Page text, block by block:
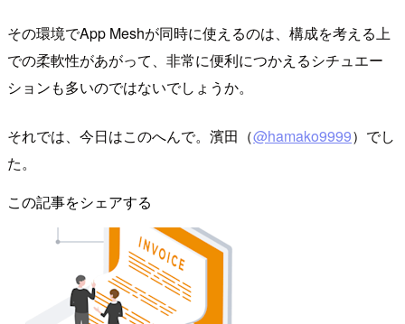
その環境でApp Meshが同時に使えるのは、構成を考える上
での柔軟性があがって、非常に便利につかえるシチュエー
ションも多いのではないでしょうか。
それでは、今日はこのへんで。濱田（@hamako9999）でし
た。
この記事をシェアする